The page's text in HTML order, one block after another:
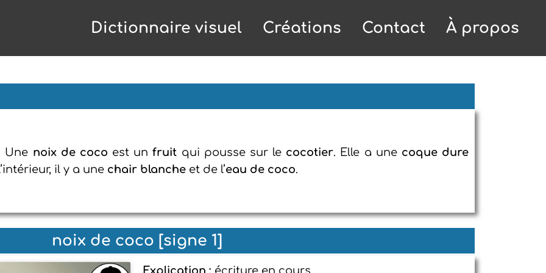
Dictionnaire visuel Créations Contact À propos
Une noix de coco est unfruit qui pousse sur le cocotier. Elle a une coque dure
il y a une chair blanche et de l’eau de coco.
noix de coco [signe 1]
Explication : écriture en cours